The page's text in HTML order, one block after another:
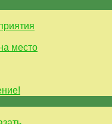
место